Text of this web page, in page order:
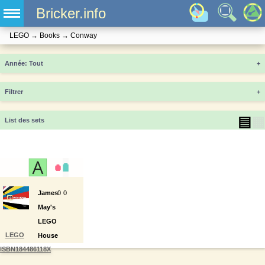
Bricker.info
LEGO → Books → Conway
Année +
Filtrer +
List des sets ▤
LEGO
ISBN184486118X
James
May's
LEGO
House
00